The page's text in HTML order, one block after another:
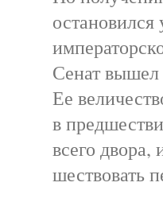
Сенат вышел
Ее
в
всего двора,
шествовать